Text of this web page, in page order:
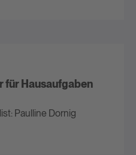
für Hausaufgaben
Paulline Dornig